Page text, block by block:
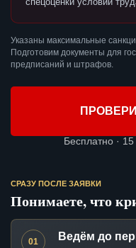
Указаны максимальные
Подготовим документы для
предписаний и штрафов.
Бесплатно ·
СРАЗУ ПОСЛЕ ЗАЯВКИ
Понимаете, что
01 Ведём до